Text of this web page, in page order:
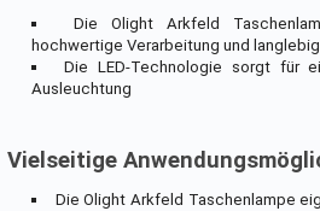
Die Olight Arkfeld
hochwertige Verarbeitung und
Die LED-Technologie sorgt für
Ausleuchtung
Vielseitige
Die Olight Arkfeld Taschenlampe